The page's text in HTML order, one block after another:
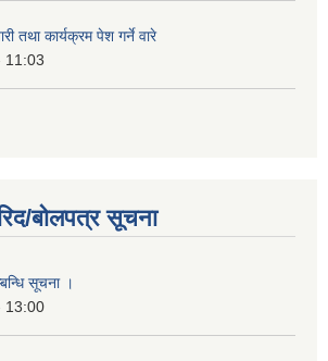
तथा कार्यक्रम पेश गर्ने वारे
11:03
बोलपत्र सूचना
सूचना ।
13:00